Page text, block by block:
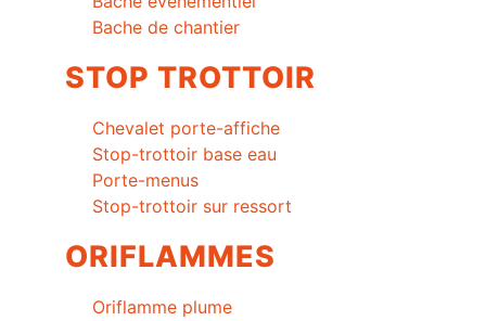
Bache de chantier
STOP TROTTOIR
Chevalet porte-affiche
Stop-trottoir base eau
Porte-menus
Stop-trottoir sur ressort
ORIFLAMMES
Oriflamme plume